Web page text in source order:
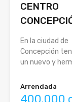
CENTRO
En la ciudad de
Concepción
un nuevo y
Arrendada